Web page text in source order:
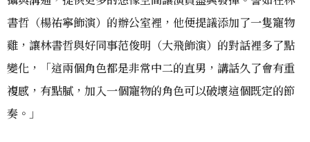
書哲（楊祐寧飾演）的辦公室裡，他便提議添加了一隻寵物
雞，讓林書哲與好同事范俊明（大飛飾演）的對話裡多了點
變化，「這兩個角色都是非常中二的直男，講話久了會有重
複感，有點膩，加入一個寵物的角色可以破壞這個既定的節
奏。」